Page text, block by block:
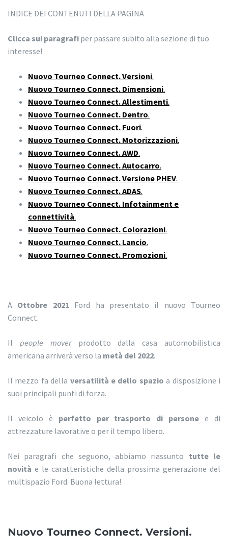
INDICE DEI CONTENUTI DELLA PAGINA
Clicca sui paragrafi per passare subito alla sezione di tuo
interesse!
Nuovo Tourneo Connect. Versioni.
Nuovo Tourneo Connect. Dimensioni.
Nuovo Tourneo Connect. Allestimenti.
Nuovo Tourneo Connect. Dentro.
Nuovo Tourneo Connect. Fuori.
Nuovo Tourneo Connect. Motorizzazioni.
Nuovo Tourneo Connect. AWD.
Nuovo Tourneo Connect. Autocarro.
Nuovo Tourneo Connect. Versione PHEV.
Nuovo Tourneo Connect. ADAS.
Nuovo Tourneo Connect. Infotainment e
connettività.
Nuovo Tourneo Connect. Colorazioni.
Nuovo Tourneo Connect. Lancio.
Nuovo Tourneo Connect. Promozioni.
A Ottobre 2021 Ford ha presentato il nuovo Tourneo
Connect.
Il people moverprodotto dalla casa automobilistica
americana arriverà verso la metà del 2022.
Il mezzo fa della versatilità e dello spazio a disposizione i
suoi principali punti di forza.
Il veicolo è perfetto per trasporto di persone e di
attrezzature lavorative o per il tempo libero.
Nei paragrafi che seguono, abbiamo riassunto tutte le
novità e le caratteristiche della prossima generazione del
multispazio Ford. Buona lettura!
Nuovo Tourneo Connect. Versioni.